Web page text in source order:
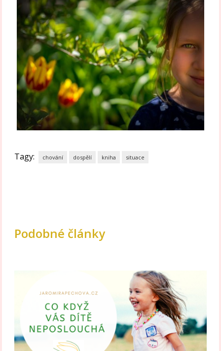
Tagy: chování dospělí kniha situace
Podobné články